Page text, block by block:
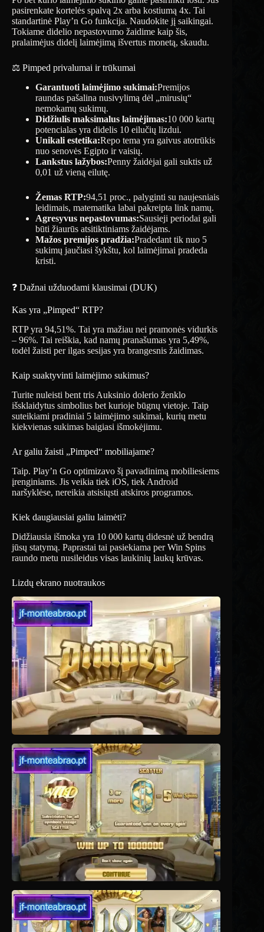
pasirenkate kortelės spalvą 2x arba kostiumą 4x. Tai
standartinė Play’n Go funkcija. Naudokite jį saikingai.
Tokiame didelio nepastovumo žaidime kaip šis,
pralaimėjus didelį laimėjimą išvertus monetą, skaudu.
⚖️ Pimped privalumai ir trūkumai
Garantuoti laimėjimo sukimai:Premijos
raundas pašalina nusivylimą dėl „mirusių“
nemokamų sukimų.
Didžiulis maksimalus laimėjimas:10 000 kartų
potencialas yra didelis 10 eilučių lizdui.
Unikali estetika:Repo tema yra gaivus atotrūkis
nuo senovės Egipto ir vaisių.
Lankstus lažybos:Penny žaidėjai gali suktis už
0,01 už vieną eilutę.
Žemas RTP:94,51 proc., palyginti su naujesniais
leidimais, matematika labai pakreipta link namų.
Agresyvus nepastovumas:Sausieji periodai gali
būti žiaurūs atsitiktiniams žaidėjams.
Mažos premijos pradžia:Pradedant tik nuo 5
sukimų jaučiasi šykštu, kol laimėjimai pradeda
kristi.
❓ Dažnai užduodami klausimai (DUK)
Kas yra „Pimped“ RTP?
RTP yra 94,51%. Tai yra mažiau nei pramonės vidurkis
– 96%. Tai reiškia, kad namų pranašumas yra 5,49%,
todėl žaisti per ilgas sesijas yra brangesnis žaidimas.
Kaip suaktyvinti laimėjimo sukimus?
Turite nuleisti bent tris Auksinio dolerio ženklo
išsklaidytus simbolius bet kurioje būgnų vietoje. Taip
suteikiami pradiniai 5 laimėjimo sukimai, kurių metu
kiekvienas sukimas baigiasi išmokėjimu.
Ar galiu žaisti „Pimped“ mobiliajame?
Taip. Play’n Go optimizavo šį pavadinimą mobiliesiems
įrenginiams. Jis veikia tiek iOS, tiek Android
naršyklėse, nereikia atsisiųsti atskiros programos.
Kiek daugiausiai galiu laimėti?
Didžiausia išmoka yra 10 000 kartų didesnė už bendrą
jūsų statymą. Paprastai tai pasiekiama per Win Spins
raundo metu nusileidus visas laukinių laukų krūvas.
Lizdų ekrano nuotraukos